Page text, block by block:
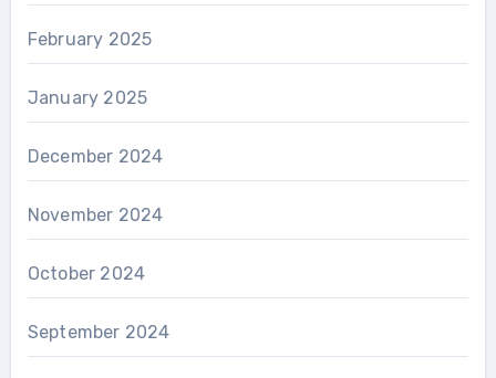
February 2025
January 2025
December 2024
November 2024
October 2024
September 2024